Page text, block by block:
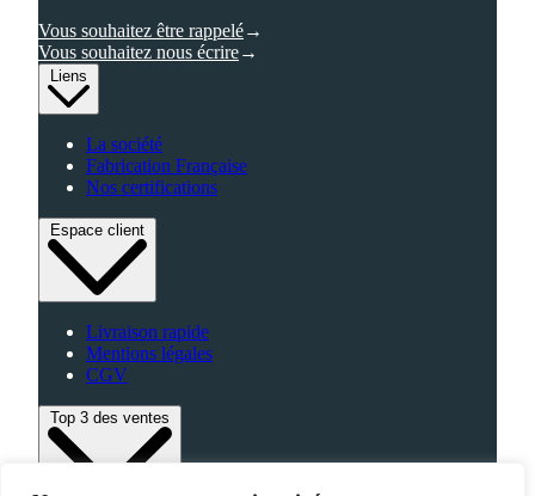
Liens
La société
Fabrication Française
Nos certifications
Espace client
Livraison rapide
Mentions légales
CGV
Top 3 des ventes
Vous souhaitez être rappelé
Vous souhaitez nous écrire